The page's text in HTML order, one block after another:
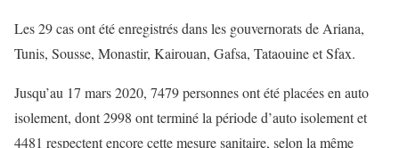
Les 29 cas ont été enregistrés dans les gouvernorats de Ariana,
Tunis, Sousse, Monastir, Kairouan, Gafsa, Tataouine et Sfax.
Jusqu’au 17 mars 2020, 7479 personnes ont été placées en auto
isolement, dont 2998 ont terminé la période d’auto isolement et
4481 respectent encore cette mesure sanitaire, selon la même